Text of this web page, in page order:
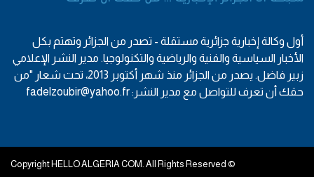
أول وكالة إخبارية جزائرية مستقلة - تصدر من الجزائر وتهتم بكل
الأخبار السياسية والفنية والرياضية والتكنولوجيا. مدير النشر الإعلامي
زبير فاضل. يصدر من الجزائر منذ شهر أكتوبر 2013، تحت شعار "من
حقك أن تعرف للتواصل مع مدير النشر: fadelzoubir@yahoo.fr
© Copyright HELLO ALGERIA COM. All Rights Reserved